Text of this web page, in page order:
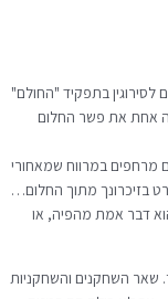
בתפקיד "החולם"
אחת את פשר החלום
מרחפים במרווח שמאחורי
בזיכרונך מתוך החלום…
דבר אמת מהפיה, או
שאר השחקנים והשחקניות